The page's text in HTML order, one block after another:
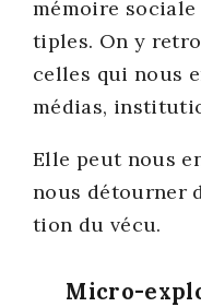
mémoire
tiples. On y
celles qui nous
médias,
Elle peut nous
nous détour­ner
tion du vécu.
Micro-